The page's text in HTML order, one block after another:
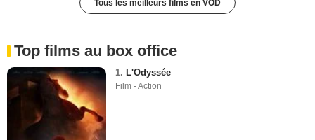
Tous les meilleurs films en VOD
Top films au box office
1. L'Odyssée
Film - Action